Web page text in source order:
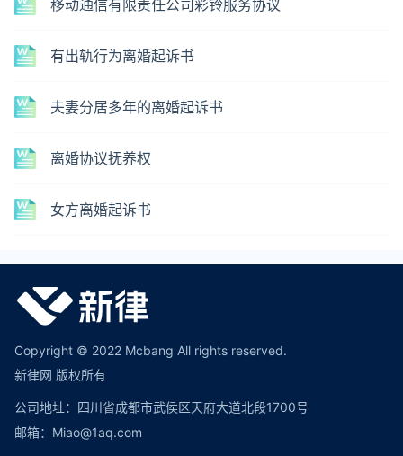
移动通信有限责任公司彩铃服务协议
有出轨行为离婚起诉书
夫妻分居多年的离婚起诉书
离婚协议抚养权
女方离婚起诉书
Copyright © 2022 Mcbang All rights reserved.
新律网 版权所有
公司地址：四川省成都市武侯区天府大道北段1700号
邮箱：Miao@1aq.com